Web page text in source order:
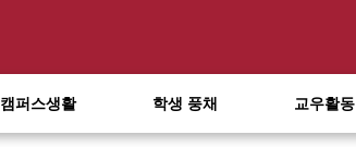
캠퍼스생활 학생 풍채 교우활동